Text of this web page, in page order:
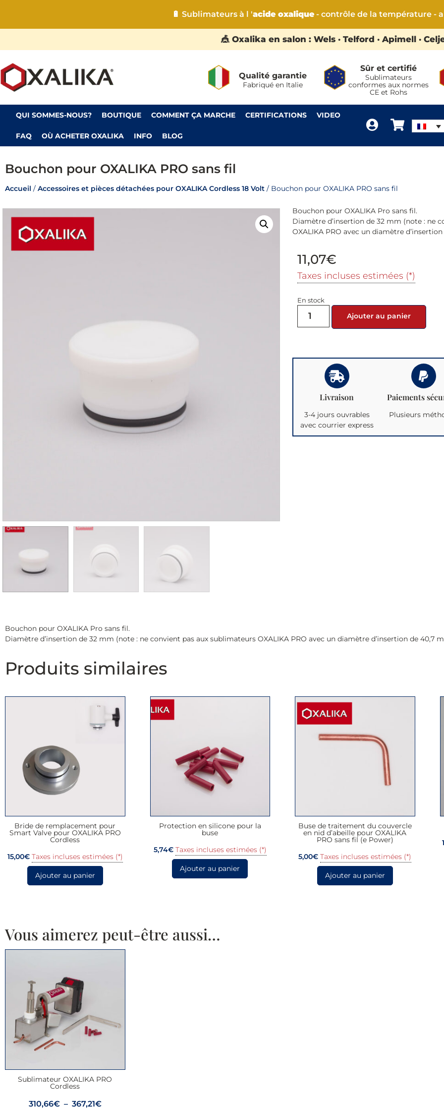
🔋 Sublimateurs à l 'acide oxalique - contrôle de la température -
🎪 Oxalika en salon : Wels · Telford · Apimell ·
Qualité garantie
Fabriqué en Italie
Sûr et certifié
Sublimateurs
conformes aux normes
CE et Rohs
QUI SOMMES-NOUS? BOUTIQUE COMMENT ÇA MARCHE CERTIFICATIONS VIDEO
FAQ OÙ ACHETER OXALIKA INFO BLOG
Bouchon pour OXALIKA PRO sans fil
Accueil / Accessoires et pièces détachées pour OXALIKA Cordless 18 Volt / Bouchon pour OXALIKA PRO sans fil
Bouchon pour OXALIKA Pro sans fil.
Diamètre d’insertion de 32 mm (note : ne
OXALIKA PRO avec un diamètre
11,07€
Taxes incluses estimées (*)
En stock
Ajouter au panier
Livraison
3-4 jours ouvrables
avec courrier express
Paiements
Plusieurs
Bouchon pour OXALIKA Pro sans fil.
Diamètre d’insertion de 32 mm (note : ne convient pas aux sublimateurs OXALIKA PRO avec un diamètre d’insertion de 40,7
Produits similaires
Bride de remplacement pour
Smart Valve pour OXALIKA PRO
Cordless
15,00€ Taxes incluses estimées (*)
Ajouter au panier
Protection en silicone pour la
buse
5,74€ Taxes incluses estimées (*)
Ajouter au panier
Buse de traitement du couvercle
en nid d’abeille pour OXALIKA
PRO sans fil (e Power)
5,00€ Taxes incluses estimées (*)
Ajouter au panier
Vous aimerez peut-être aussi…
Sublimateur OXALIKA PRO
Cordless
310,66€ – 367,21€